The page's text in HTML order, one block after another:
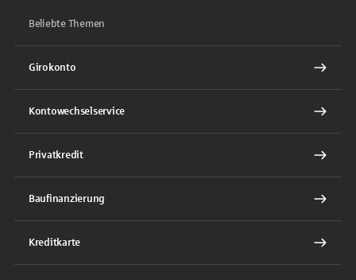
Beliebte Themen
Girokonto
Kontowechselservice
Privatkredit
Baufinanzierung
Kreditkarte